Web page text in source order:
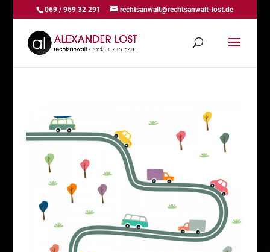
069 / 959 32 291 rechtsanwalt@rechtsanwalt-lost.de